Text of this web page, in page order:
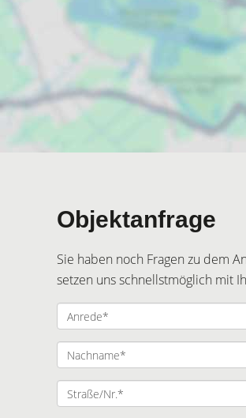
Objektanfrage
Sie haben noch Fragen zu dem
setzen uns schnellstmöglich mit